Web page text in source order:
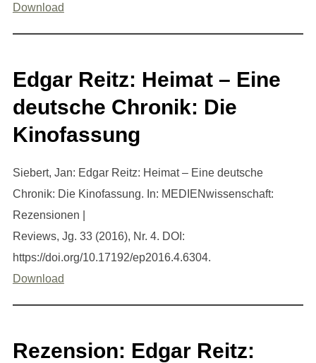
Download
Edgar Reitz: Heimat – Eine
deutsche Chronik: Die
Kinofassung
Siebert, Jan: Edgar Reitz: Heimat – Eine deutsche
Chronik: Die Kinofassung. In: MEDIENwissenschaft:
Rezensionen |
Reviews, Jg. 33 (2016), Nr. 4. DOI:
https://doi.org/10.17192/ep2016.4.6304.
Download
Rezension: Edgar Reitz: